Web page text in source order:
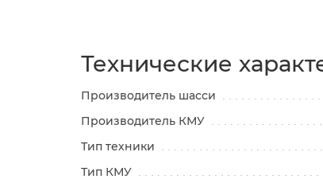
Технические
Производитель шасси
Производитель КМУ
Тип техники
Тип КМУ